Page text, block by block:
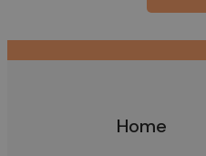
Home